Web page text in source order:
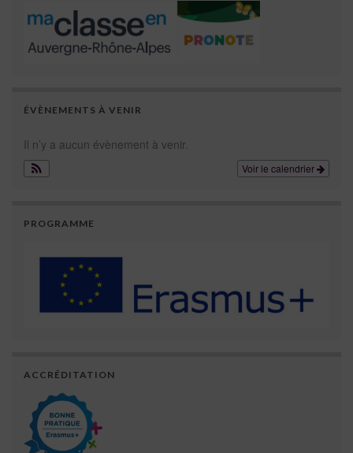
ÉVÈNEMENTS À VENIR
Il n’y a aucun évènement à venir.
Voir le calendrier
PROGRAMME
ACCRÉDITATION